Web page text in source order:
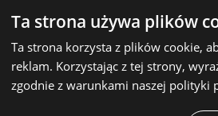
turystyczne do wspinaczki i
do pomocy obsługa.
Twoje pytania i polecą Ci lokalne
Ta strona używa plików
Ta strona korzysta z plików cookie,
reklam. Korzystając z tej strony,
zgodnie z warunkami naszej polityki